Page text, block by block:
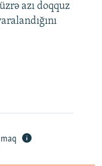
azı doqquz